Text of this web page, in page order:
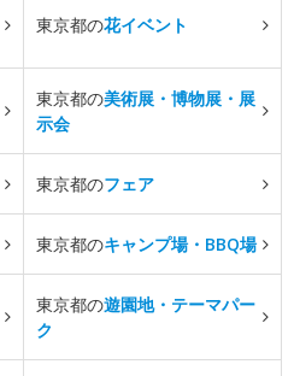
東京都の花イベント
東京都の美術展・博物展・展
示会
東京都のフェア
東京都のキャンプ場・BBQ場
東京都の遊園地・テーマパー
ク